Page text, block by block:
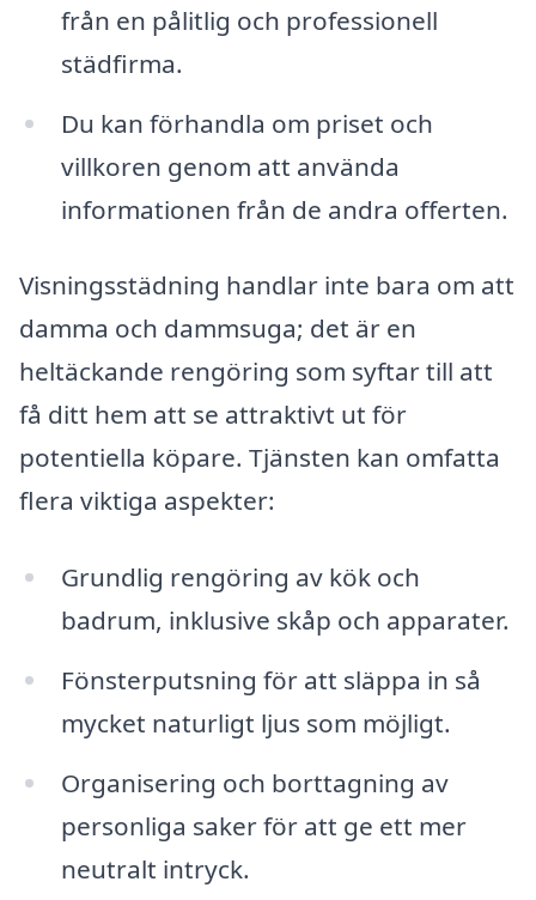
från en pålitlig och professionell
städfirma.
Du kan förhandla om priset och
villkoren genom att använda
informationen från de andra offerten.
Visningsstädning handlar inte bara om att
damma och dammsuga; det är en
heltäckande rengöring som syftar till att
få ditt hem att se attraktivt ut för
potentiella köpare. Tjänsten kan omfatta
flera viktiga aspekter:
Grundlig rengöring av kök och
badrum, inklusive skåp och apparater.
Fönsterputsning för att släppa in så
mycket naturligt ljus som möjligt.
Organisering och borttagning av
personliga saker för att ge ett mer
neutralt intryck.